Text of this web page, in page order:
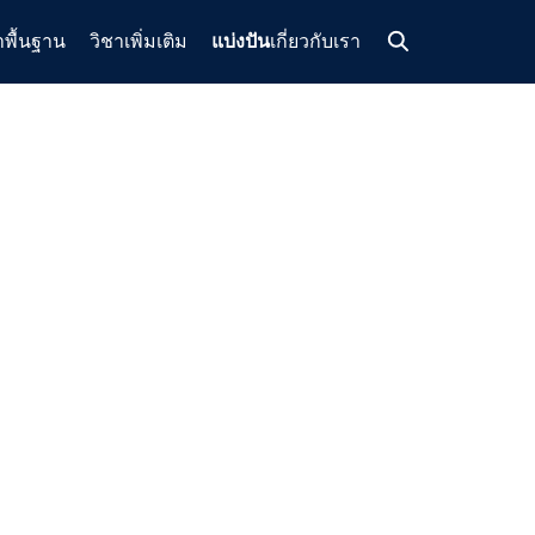
พื้นฐาน วิชาเพิ่มเติม แบ่งปันเกี่ยวกับเรา